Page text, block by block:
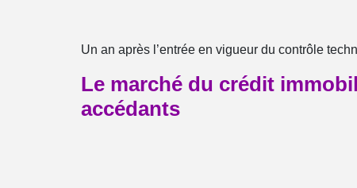
Un an après l’entrée en vigueur du contrôle
Le marché du crédit
accédants